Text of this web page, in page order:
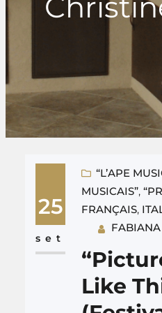
25
set
“L’APE
MUSICAIS”,
FRANÇAIS,
Like